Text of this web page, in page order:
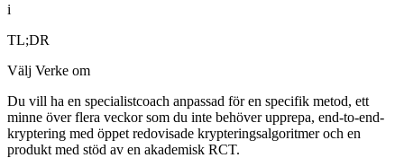
i
TL;DR
Välj Verke om
Du vill ha en specialistcoach anpassad för en specifik metod, ett
minne över flera veckor som du inte behöver upprepa, end-to-end-
kryptering med öppet redovisade krypteringsalgoritmer och en
produkt med stöd av en akademisk RCT.